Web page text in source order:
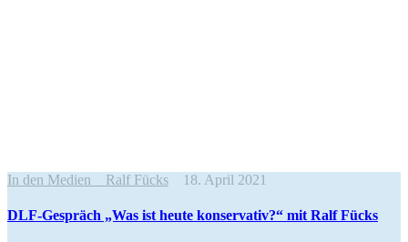
In den Medien Ralf Fücks 18. April 2021
DLF-Gespräch „Was ist heute konser­vativ?“ mit Ralf Fücks